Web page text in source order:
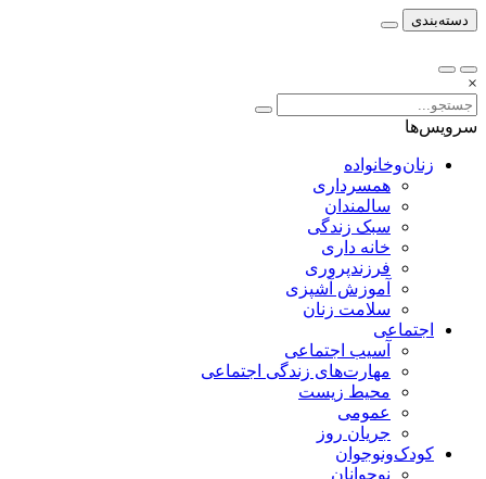
دسته‌بندی
×
سرویس‌ها
زنان‌وخانواده
همسرداری
سالمندان
سبک زندگی
خانه داری
فرزندپروری
آموزش آشپزی
سلامت زنان
اجتماعی
آسیب اجتماعی
مهارت‌های زندگی اجتماعی
محیط زیست
عمومی
جریان روز
کودک‌ونوجوان
نوجوانان